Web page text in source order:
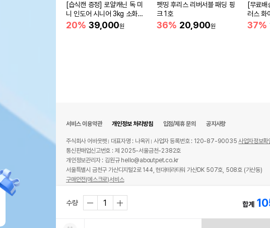
[습식캔 증정] 로얄캐닌 독 미
니 인도어 시니어 3kg 소화도
움
20% 39,000원
펫띵 후리스 리버서블 패딩 핑
크 1호
36% 20,900원
[무료배
러스 화
S/M
37%
수량 합계
서비스 이용약관 개인정보 처리방침 입점/제휴 문의 공지사항
주식회사 어바웃펫 대표자명 : 나옥귀 사업자 등록번호 : 120-87-90035사업자정보확
통신판매업신고번호 : 제 2025-서울금천-2382호
개인정보관리자 : 김원규 hello@aboutpet.co.kr
서울특별시 금천구 가산디지털2로 144, 현대테라타워 가산DK 507호, 508호 (가산동)
구매안전(에스크로)서비스